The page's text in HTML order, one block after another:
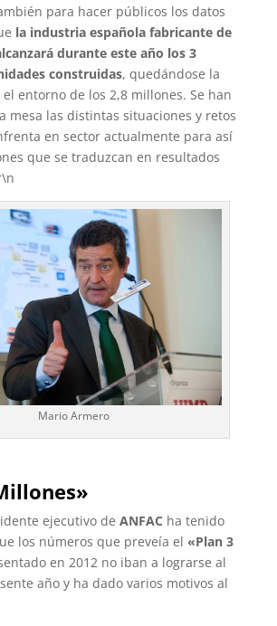
para hacer públicos los datos
la industria española fabricante de
durante este año los 3
construidas, quedándose la
entorno de los 2,8 millones. Se han
mesa las distintas situaciones y retos
en sector actualmente para así
que se traduzcan en resultados
Mario Armero
ejecutivo de ANFAC ha tenido
los números que preveía el «Plan 3
en 2012 no iban a lograrse al
año y ha dado varios motivos al